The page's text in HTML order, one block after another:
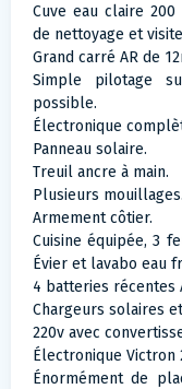
Cuve eau claire
de nettoyage et
Grand carré AR de
Simple pilotage
possible.
Électronique
Panneau solaire.
Treuil ancre à main.
Plusieurs mouillages.
Armement côtier.
Cuisine équipée, 3
Évier et lavabo eau
4 batteries récentes
Chargeurs solaires
220v avec
Électronique Victron
Énormément de